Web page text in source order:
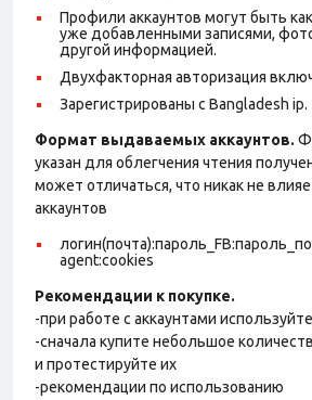
Профили аккаунтов могут быть
уже добавленными записями,
другой информацией.
Двухфакторная авторизация
Зарегистрированы с Bangladesh ip.
Формат выдаваемых аккаунтов.
указан для облегчения чтения
может отличаться, что никак не
аккаунтов
agent:cookies
Рекомендации к покупке.
-при работе с аккаунтами используйте
-сначала купите небольшое
и протестируйте их
-рекомендации по использованию